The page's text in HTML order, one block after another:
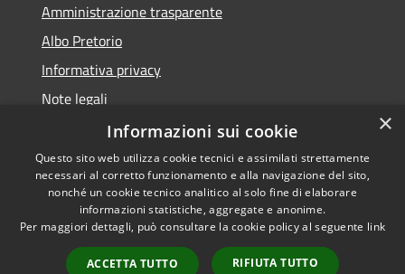
Amministrazione trasparente
Albo Pretorio
Informativa privacy
Note legali
Dichiarazione di accessibilità
RSS
Accessibilità
Copyright © 2026 • Comune di
Municipium• Accesso
×
Informazioni sui cookie
Questo sito web utilizza cookie tecnici e assimilati strettamente
necessari al corretto funzionamento e alla navigazione del sito,
nonché un cookie tecnico analitico al solo fine di elaborare
informazioni statistiche, aggregate e anonime.
Per maggiori dettagli, può consultare la cookie policy al seguente link
ACCETTA TUTTO RIFIUTA TUTTO